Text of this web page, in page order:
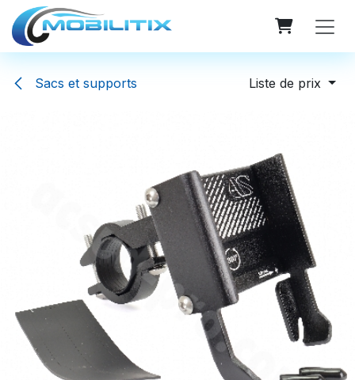
Se rendre au contenu
Sacs et supports Liste de prix